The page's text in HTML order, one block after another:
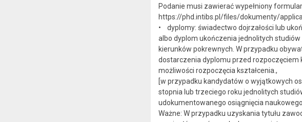
Podanie musi zawierać wypełniony
https://phd.intibs.pl/files/dokumenty/
• dyplomy: świadectwo dojrzałości lub
albo dyplom ukończenia jednolitych
kierunków pokrewnych. W przypadku
dostarczenia dyplomu przed rozpoczęciem
możliwości rozpoczęcia kształcenia.,
[w przypadku kandydatów o wyjątkowych
stopnia lub trzeciego roku jednolitych
udokumentowanego osiągnięcia
Ważne: W przypadku uzyskania tytułu